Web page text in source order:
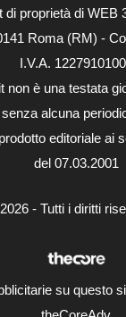
di proprietà di WEB
Roma (RM) -
I.V.A.
non è una testata
alcuna
editoriale ai
del 07.03.2001
- Tutti i diritti
su questo